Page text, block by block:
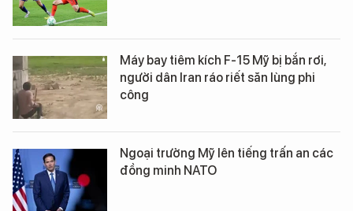
Máy bay tiêm kích F-15 Mỹ bị bắn rơi,
người dân Iran ráo riết săn lùng phi
công
Ngoại trưởng Mỹ lên tiếng trấn an các
đồng minh NATO